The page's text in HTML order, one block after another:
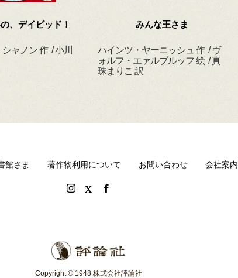
、デイビッド！
ャノン 作 / 小川
みんな王さま
ハインツ・ヤーニッシュ 作 / ヴ
ォルフ・エァルブルッフ 絵 / 真
珠まりこ 訳
館さま 著作物利用について お問い合わせ 会社案内
Copyright © 1948 株式会社評論社